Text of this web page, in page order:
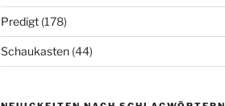
Predigt(178)
Schaukasten(44)